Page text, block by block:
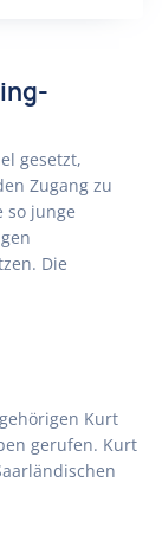
gesetzt,
Zugang zu
so junge
Die
Kurt
gerufen. Kurt